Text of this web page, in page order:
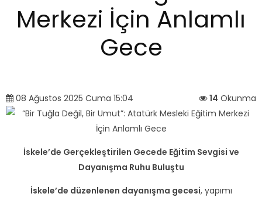
Merkezi İçin Anlamlı
Gece
08 Ağustos 2025 Cuma 15:04 14 Okunma
İskele’de Gerçekleştirilen Gecede Eğitim Sevgisi ve
Dayanışma Ruhu Buluştu
İskele’de düzenlenen dayanışma gecesi, yapımı